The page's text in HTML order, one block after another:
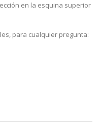
en la esquina superior
para cualquier pregunta: